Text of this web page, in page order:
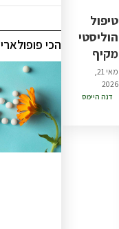
טיפול
הוליסטי
מקיף
דנה היימס
מאי 21,
2026
הכי פופולארי